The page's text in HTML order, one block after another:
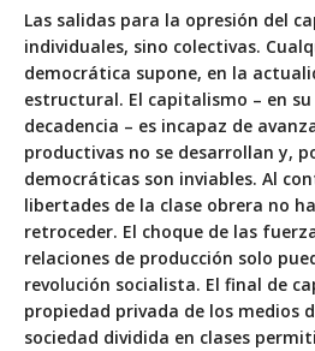
Las salidas para la opresión del
individuales, sino colectivas.
democrática supone, en la
estructural. El capitalismo – en
decadencia – es incapaz de
productivas no se desarrollan y,
democráticas son inviables. Al
libertades de la clase obrera no
retroceder. El choque de las
relaciones de producción solo
revolución socialista. El final de
propiedad privada de los medios
sociedad dividida en clases